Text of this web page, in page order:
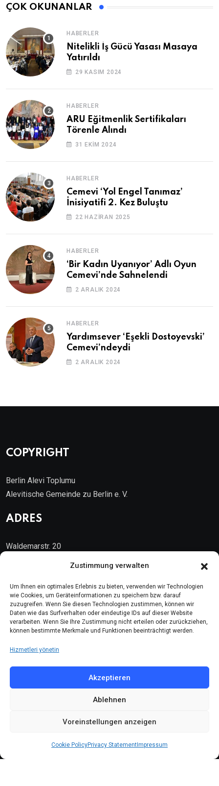
Zustimmung verwalten
Um Ihnen ein optimales Erlebnis zu bieten, verwenden wir Technologien
wie Cookies, um Geräteinformationen zu speichern bzw. darauf
zuzugreifen. Wenn Sie diesen Technologien zustimmen, können wir
Daten wie das Surfverhalten oder eindeutige IDs auf dieser Website
verarbeiten. Wenn Sie Ihre Zustimmung nicht erteilen oder zurückziehen,
können bestimmte Merkmale und Funktionen beeinträchtigt werden.
Hizmetleri yönetin
Akzeptieren
Ablehnen
Voreinstellungen anzeigen
Cookie PolicyPrivacy Statement Impressum
ÇOK OKUNANLAR
HABERLER
Nitelikli İş Gücü Yasası Masaya
Yatırıldı
29 KASIM 2024
HABERLER
ARU Eğitmenlik Sertifikaları
Törenle Alındı
31 EKIM 2024
HABERLER
Cemevi ‘Yol Engel Tanımaz’
İnisiyatifi 2. Kez Buluştu
22 HAZIRAN 2025
HABERLER
‘Bir Kadın Uyanıyor’ Adlı Oyun
Cemevi’nde Sahnelendi
2 ARALIK 2024
HABERLER
Yardımsever ‘Eşekli Dostoyevski’
Cemevi’ndeydi
2 ARALIK 2024
COPYRIGHT
Berlin Alevi Toplumu
Alevitische Gemeinde zu Berlin e. V.
ADRES
Waldemarstr. 20
Kontakt
Telefon: (030) 616 58 700
Faks : (030) 616 58 395
E-Posta: cemevi@alevi.org